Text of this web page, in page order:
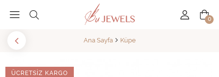
0
Ana Sayfa Küpe
ÜCRETSIZ KARGO